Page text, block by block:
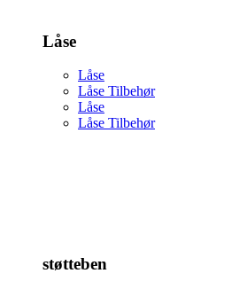
Låse
Låse
Låse Tilbehør
Låse
Låse Tilbehør
støtteben